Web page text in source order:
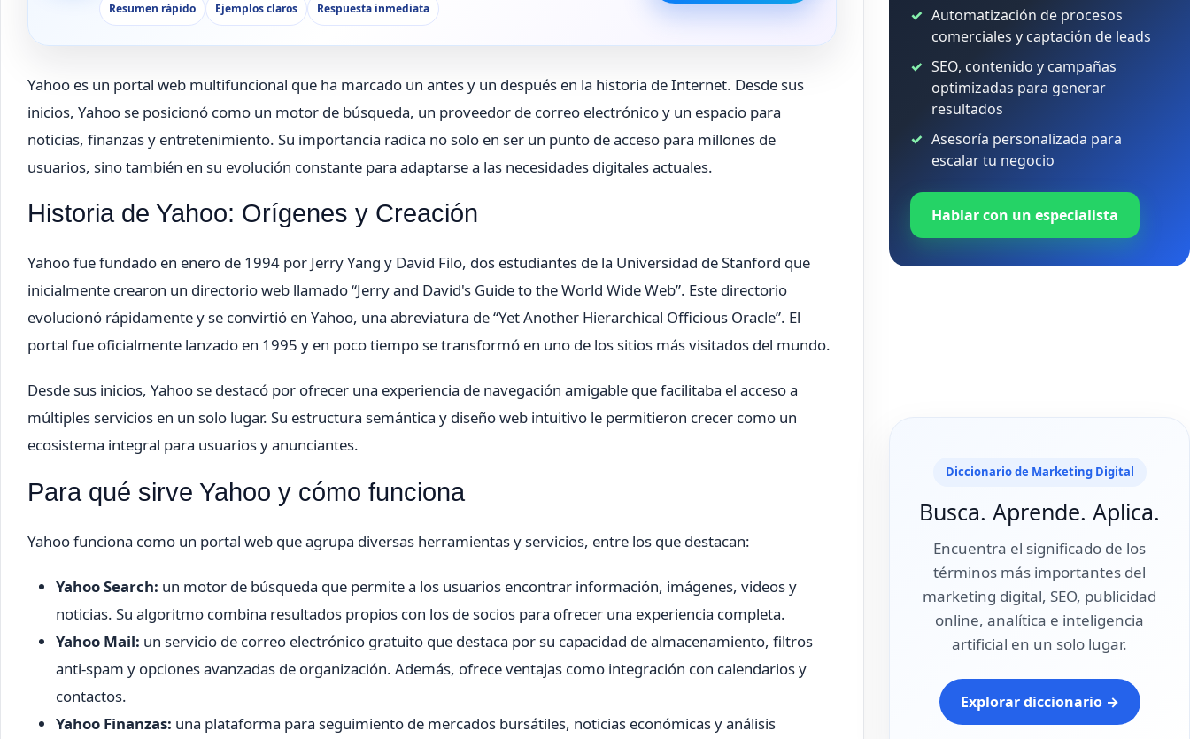
Resumen rápido Ejemplos claros Respuesta inmediata
Yahoo es un portal web multifuncional que ha marcado un antes y un después en la historia de Internet. Desde sus
inicios, Yahoo se posicionó como un motor de búsqueda, un proveedor de correo electrónico y un espacio para
noticias, finanzas y entretenimiento. Su importancia radica no solo en ser un punto de acceso para millones de
usuarios, sino también en su evolución constante para adaptarse a las necesidades digitales actuales.
Historia de Yahoo: Orígenes y Creación
Yahoo fue fundado en enero de 1994 por Jerry Yang y David Filo, dos estudiantes de la Universidad de Stanford que
inicialmente crearon un directorio web llamado “Jerry and David's Guide to the World Wide Web”. Este directorio
evolucionó rápidamente y se convirtió en Yahoo, una abreviatura de “Yet Another Hierarchical Officious Oracle”. El
portal fue oficialmente lanzado en 1995 y en poco tiempo se transformó en uno de los sitios más visitados del mundo.
Desde sus inicios, Yahoo se destacó por ofrecer una experiencia de navegación amigable que facilitaba el acceso a
múltiples servicios en un solo lugar. Su estructura semántica y diseño web intuitivo le permitieron crecer como un
ecosistema integral para usuarios y anunciantes.
Para qué sirve Yahoo y cómo funciona
Yahoo funciona como un portal web que agrupa diversas herramientas y servicios, entre los que destacan:
Yahoo Search: un motor de búsqueda que permite a los usuarios encontrar información, imágenes, videos y
noticias. Su algoritmo combina resultados propios con los de socios para ofrecer una experiencia completa.
Yahoo Mail: un servicio de correo electrónico gratuito que destaca por su capacidad de almacenamiento, filtros
anti-spam y opciones avanzadas de organización. Además, ofrece ventajas como integración con calendarios y
contactos.
Yahoo Finanzas: una plataforma para seguimiento de mercados bursátiles, noticias económicas y análisis
Automatización de procesos
comerciales y captación de leads
SEO, contenido y campañas
optimizadas para generar
resultados
Asesoría personalizada para
escalar tu negocio
Hablar con un especialista
Diccionario de Marketing Digital
Busca. Aprende. Aplica.
Encuentra el significado de los
términos más importantes del
marketing digital, SEO, publicidad
online, analítica e inteligencia
artificial en un solo lugar.
Explorar diccionario →